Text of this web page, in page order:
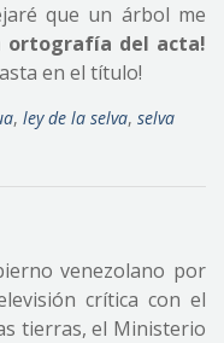
que un árbol me
ortografía del acta!
en el título!
, ley de la selva, selva
venezolano por
crítica con el
tierras, el Ministerio